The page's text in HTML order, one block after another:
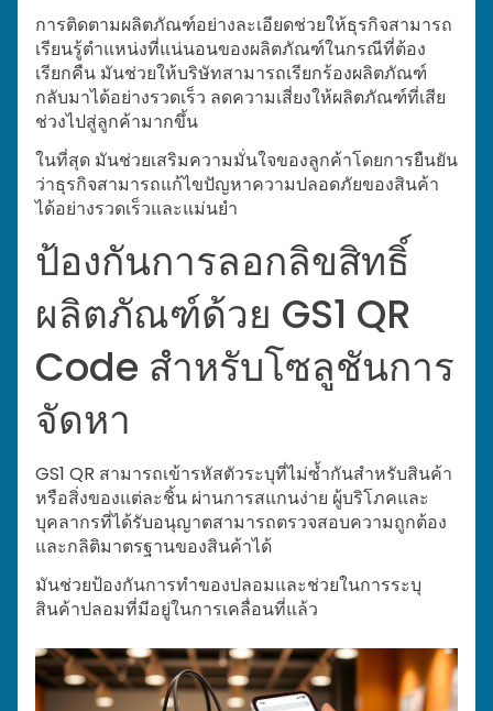
การติดตามผลิตภัณฑ์อย่างละเอียดช่วยให้ธุรกิจสามารถ
เรียนรู้ตำแหน่งที่แน่นอนของผลิตภัณฑ์ในกรณีที่ต้อง
เรียกคืน มันช่วยให้บริษัทสามารถเรียกร้องผลิตภัณฑ์
กลับมาได้อย่างรวดเร็ว ลดความเสี่ยงให้ผลิตภัณฑ์ที่เสีย
ช่วงไปสู่ลูกค้ามากขึ้น
ในที่สุด มันช่วยเสริมความมั่นใจของลูกค้าโดยการยืนยัน
ว่าธุรกิจสามารถแก้ไขปัญหาความปลอดภัยของสินค้า
ได้อย่างรวดเร็วและแม่นยำ
ป้องกันการลอกลิขสิทธิ์
ผลิตภัณฑ์ด้วย GS1 QR
Code สำหรับโซลูชันการ
จัดหา
GS1 QR สามารถเข้ารหัสตัวระบุที่ไม่ซ้ำกันสำหรับสินค้า
หรือสิ่งของแต่ละชิ้น ผ่านการสแกนง่าย ผู้บริโภคและ
บุคลากรที่ได้รับอนุญาตสามารถตรวจสอบความถูกต้อง
และกลิติมาตรฐานของสินค้าได้
มันช่วยป้องกันการทำของปลอมและช่วยในการระบุ
สินค้าปลอมที่มีอยู่ในการเคลื่อนที่แล้ว